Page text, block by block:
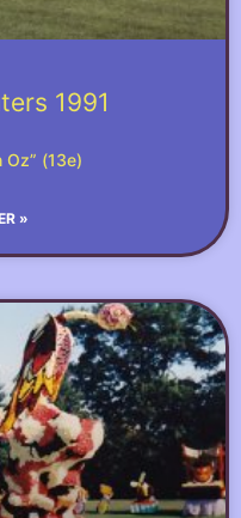
1991
Oz” (13e)
»